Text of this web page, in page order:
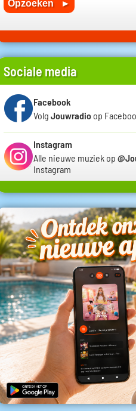
Sociale media
Facebook
Volg Jouwradio op
Instagram
Alle nieuwe muziek op
Instagram